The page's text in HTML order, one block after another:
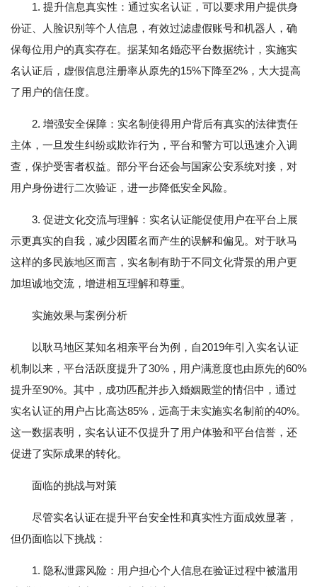
1. 提升信息真实性：通过实名认证，可以要求用户提供身
份证、人脸识别等个人信息，有效过滤虚假账号和机器人，确
保每位用户的真实存在。据某知名婚恋平台数据统计，实施实
名认证后，虚假信息注册率从原先的15%下降至2%，大大提高
了用户的信任度。
2. 增强安全保障：实名制使得用户背后有真实的法律责任
主体，一旦发生纠纷或欺诈行为，平台和警方可以迅速介入调
查，保护受害者权益。部分平台还会与国家公安系统对接，对
用户身份进行二次验证，进一步降低安全风险。
3. 促进文化交流与理解：实名认证能促使用户在平台上展
示更真实的自我，减少因匿名而产生的误解和偏见。对于耿马
这样的多民族地区而言，实名制有助于不同文化背景的用户更
加坦诚地交流，增进相互理解和尊重。
实施效果与案例分析
以耿马地区某知名相亲平台为例，自2019年引入实名认证
机制以来，平台活跃度提升了30%，用户满意度也由原先的60%
提升至90%。其中，成功匹配并步入婚姻殿堂的情侣中，通过
实名认证的用户占比高达85%，远高于未实施实名制前的40%。
这一数据表明，实名认证不仅提升了用户体验和平台信誉，还
促进了实际成果的转化。
面临的挑战与对策
尽管实名认证在提升平台安全性和真实性方面成效显著，
但仍面临以下挑战：
1. 隐私泄露风险：用户担心个人信息在验证过程中被滥用